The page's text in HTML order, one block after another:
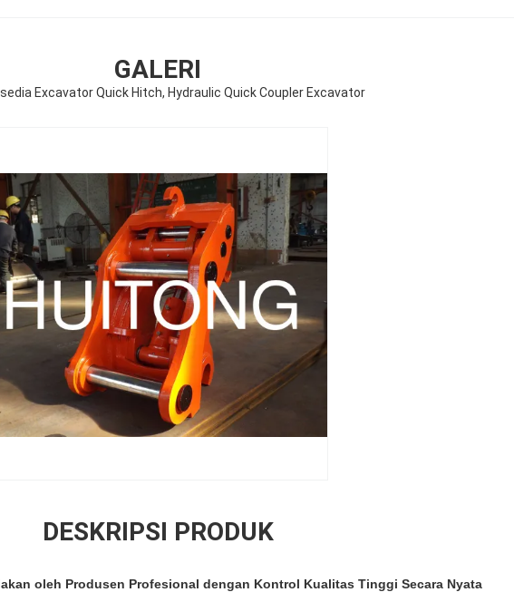
GALERI
Excavator Quick Hitch, Hydraulic Quick Coupler Excavator
DESKRIPSI PRODUK
oleh Produsen Profesional dengan Kontrol Kualitas Tinggi Secara Nyata